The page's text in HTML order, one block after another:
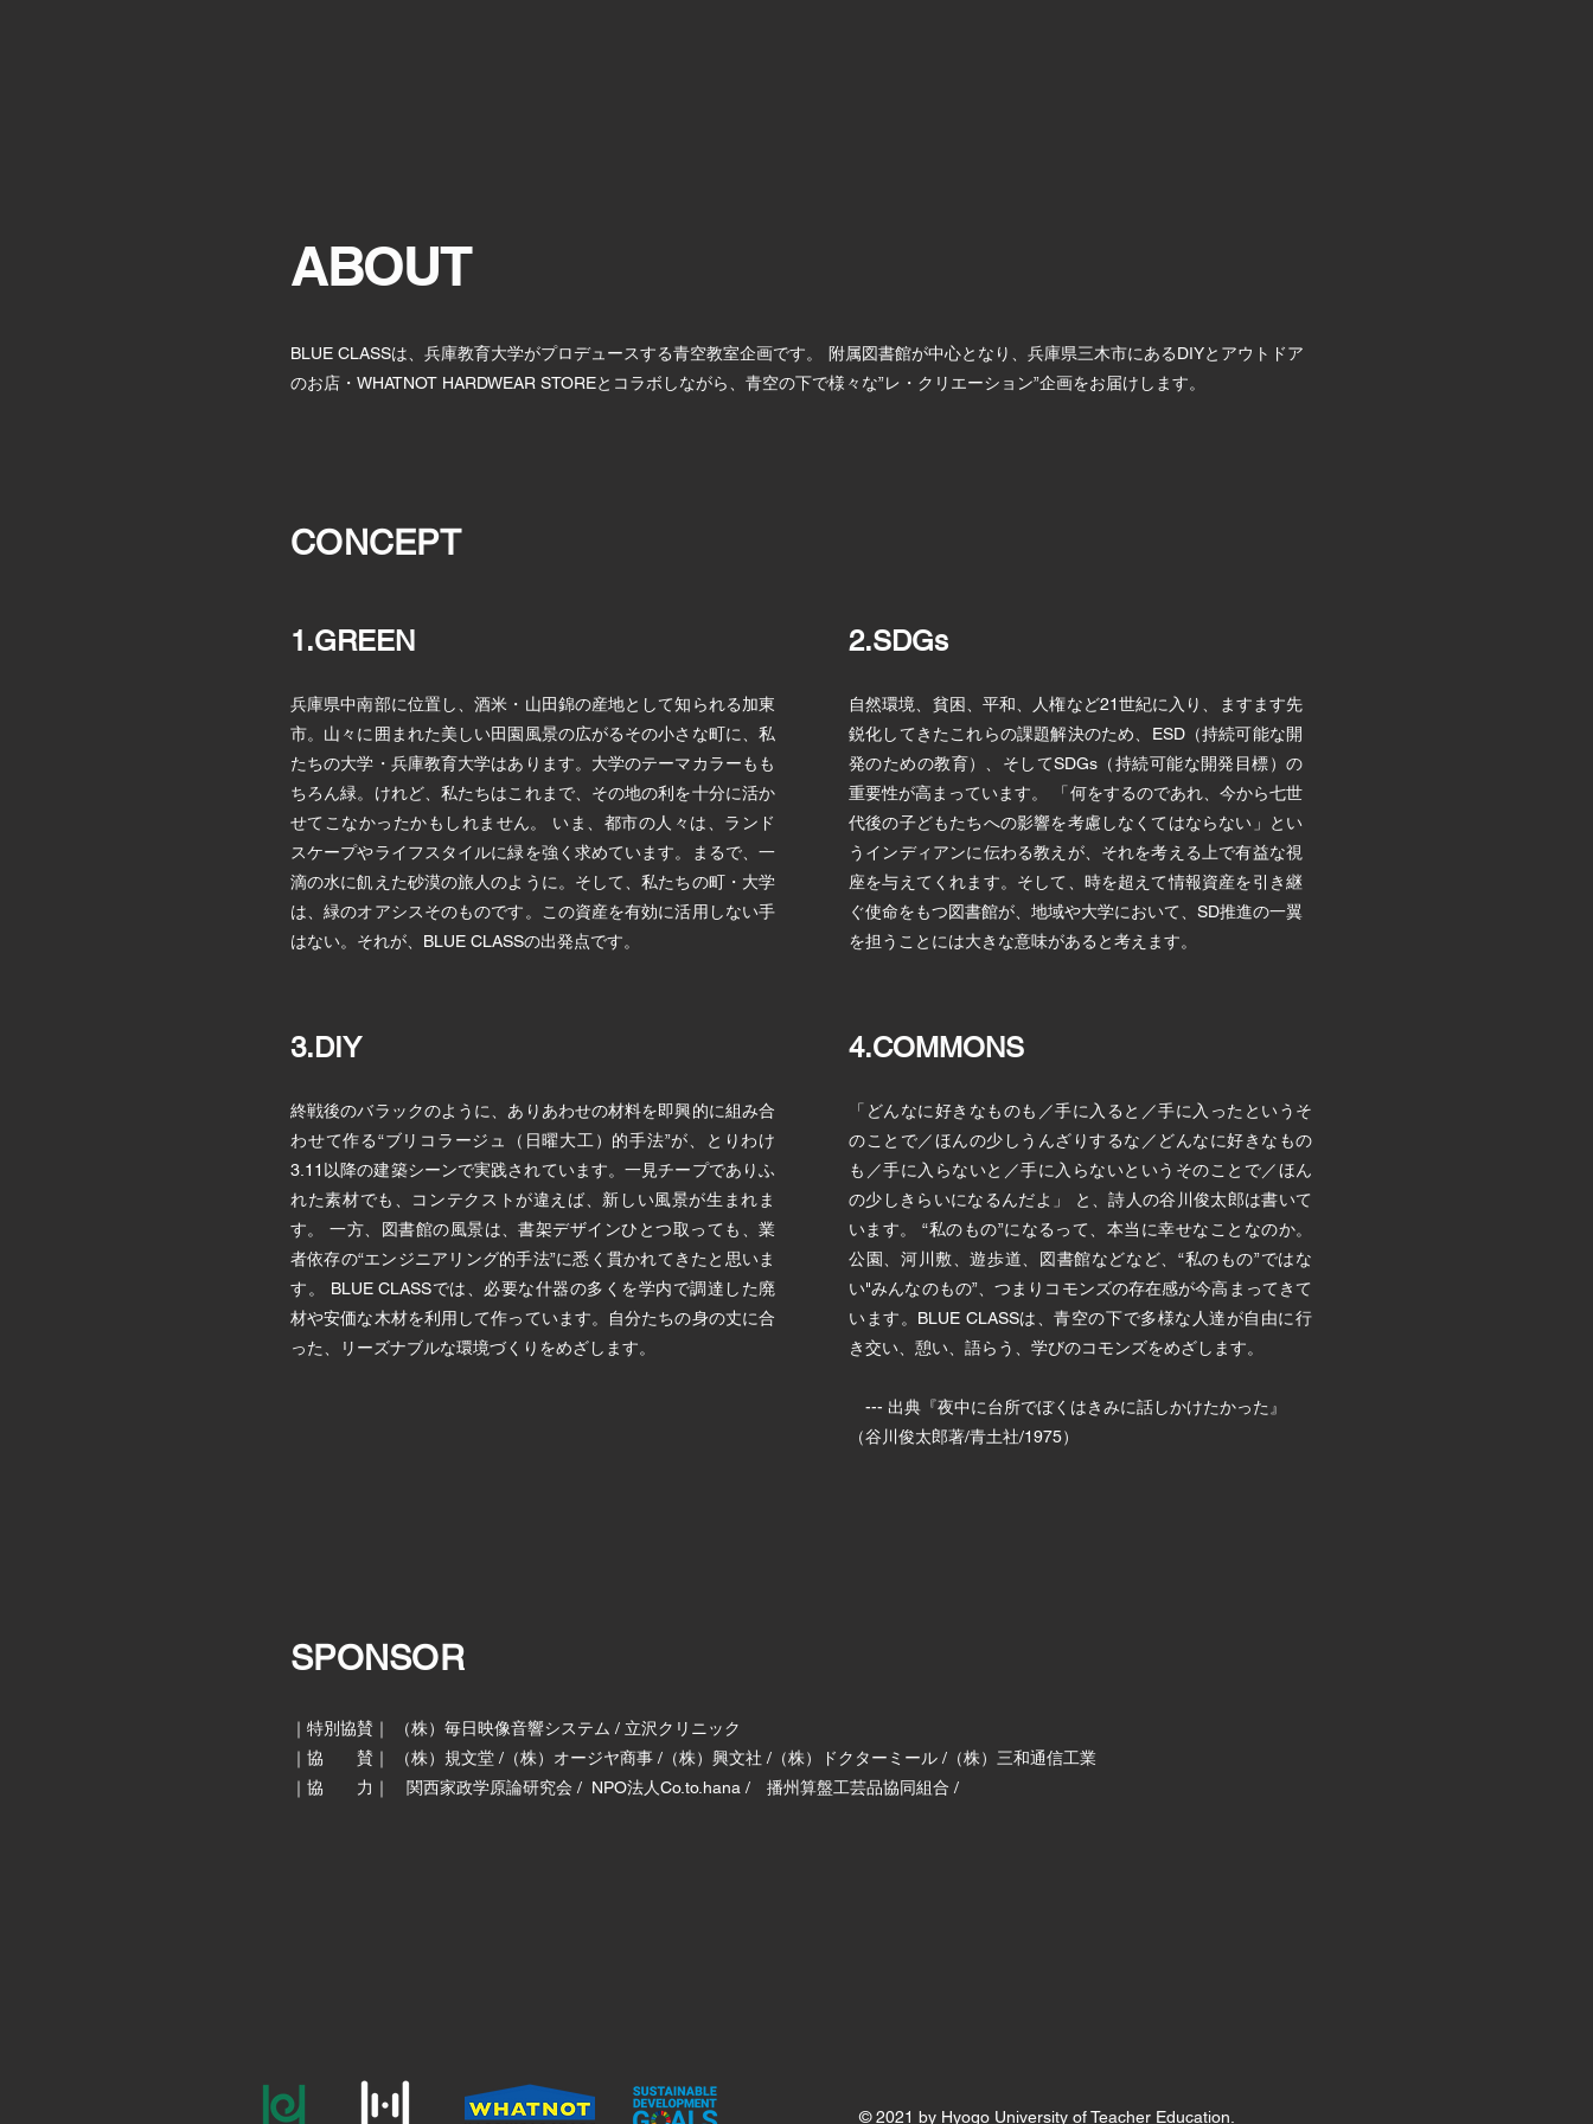
ABOUT
BLUE CLASSは、兵庫教育大学がプロデュースする青空教室企画です。 附属図書館が中心となり、兵庫県三木市にあるDIYとアウトドア
のお店・WHATNOT HARDWEAR STOREとコラボしながら、青空の下で様々な”レ・クリエーション”企画をお届けします。
CONCEPT
1.GREEN
兵庫県中南部に位置し、酒米・山田錦の産地として知られる加東
市。山々に囲まれた美しい田園風景の広がるその小さな町に、私
たちの大学・兵庫教育大学はあります。大学のテーマカラーもも
ちろん緑。けれど、私たちはこれまで、その地の利を十分に活か
せてこなかったかもしれません。 いま、都市の人々は、ランド
スケープやライフスタイルに緑を強く求めています。まるで、一
滴の水に飢えた砂漠の旅人のように。そして、私たちの町・大学
は、緑のオアシスそのものです。この資産を有効に活用しない手
はない。それが、BLUE CLASSの出発点です。
2.SDGs
自然環境、貧困、平和、人権など21世紀に入り、ますます先
鋭化してきたこれらの課題解決のため、ESD（持続可能な開
発のための教育）、そしてSDGs（持続可能な開発目標）の
重要性が高まっています。 「何をするのであれ、今から七世
代後の子どもたちへの影響を考慮しなくてはならない」とい
うインディアンに伝わる教えが、それを考える上で有益な視
座を与えてくれます。そして、時を超えて情報資産を引き継
ぐ使命をもつ図書館が、地域や大学において、SD推進の一翼
を担うことには大きな意味があると考えます。
3.DIY
終戦後のバラックのように、ありあわせの材料を即興的に組み合
わせて作る“ブリコラージュ（日曜大工）的手法”が、とりわけ
3.11以降の建築シーンで実践されています。一見チープでありふ
れた素材でも、コンテクストが違えば、新しい風景が生まれま
す。 一方、図書館の風景は、書架デザインひとつ取っても、業
者依存の“エンジニアリング的手法”に悉く貫かれてきたと思いま
す。 BLUE CLASSでは、必要な什器の多くを学内で調達した廃
材や安価な木材を利用して作っています。自分たちの身の丈に合
った、リーズナブルな環境づくりをめざします。
4.COMMONS
「どんなに好きなものも／手に入ると／手に入ったというそ
のことで／ほんの少しうんざりするな／どんなに好きなもの
も／手に入らないと／手に入らないというそのことで／ほん
の少しきらいになるんだよ」 と、詩人の谷川俊太郎は書いて
います。 “私のもの”になるって、本当に幸せなことなのか。
公園、河川敷、遊歩道、図書館などなど、“私のもの”ではな
い"みんなのもの”、つまりコモンズの存在感が今高まってきて
います。BLUE CLASSは、青空の下で多様な人達が自由に行
き交い、憩い、語らう、学びのコモンズをめざします。
​ --- 出典『夜中に台所でぼくはきみに話しかけたかった』
（谷川俊太郎著/青土社/1975）
SPONSOR
｜特別協賛｜ （株）毎日映像音響システム / 立沢クリニック
｜協 賛｜ （株）規文堂 /（株）オージヤ商事 /（株）興文社 /（株）ドクターミール /（株）三和通信工業
｜協 力｜ 関西家政学原論研究会 / NPO法人Co.to.hana / 播州算盤工芸品協同組合 /
© 2021 by Hyogo University of Teacher Education.